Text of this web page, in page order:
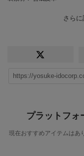
さら
プラットフォ
現在おすすめアイテムはあ